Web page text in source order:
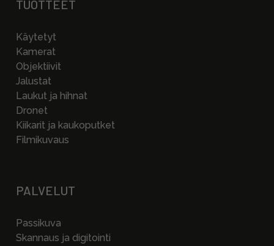
TUOTTEET
Käytetyt
Kamerat
Objektiivit
Jalustat
Laukut ja hihnat
Dronet
Kiikarit ja kaukoputket
Filmikuvaus
PALVELUT
Passikuva
Skannaus ja digitointi